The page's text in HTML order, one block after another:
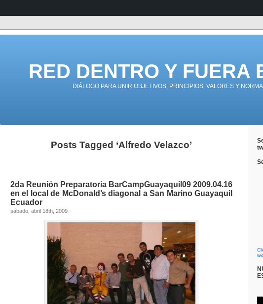
RED DENTRO Y FUERA
DIÁLOGO PARA UNIR OBJETIVOS, PRINCIPIOS, VALORES Y
Posts Tagged ‘Alfredo Velazco’
2da Reunión Preparatoria BarCampGuayaquil09 2009.04.16
en el local de McDonald’s diagonal a San Marino Guayaquil
Ecuador
sábado, abril 18th, 2009